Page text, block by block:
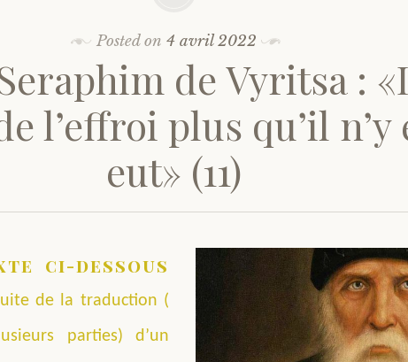
Posted on 4 avril 2022
de Vyritsa :
l’effroi plus qu’il n’y
eut» (11)
ci-dessous
de la traduction (
parties) d’un